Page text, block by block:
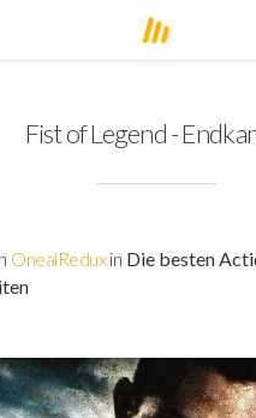
Fist of Legend -
OnealReduxin Die besten